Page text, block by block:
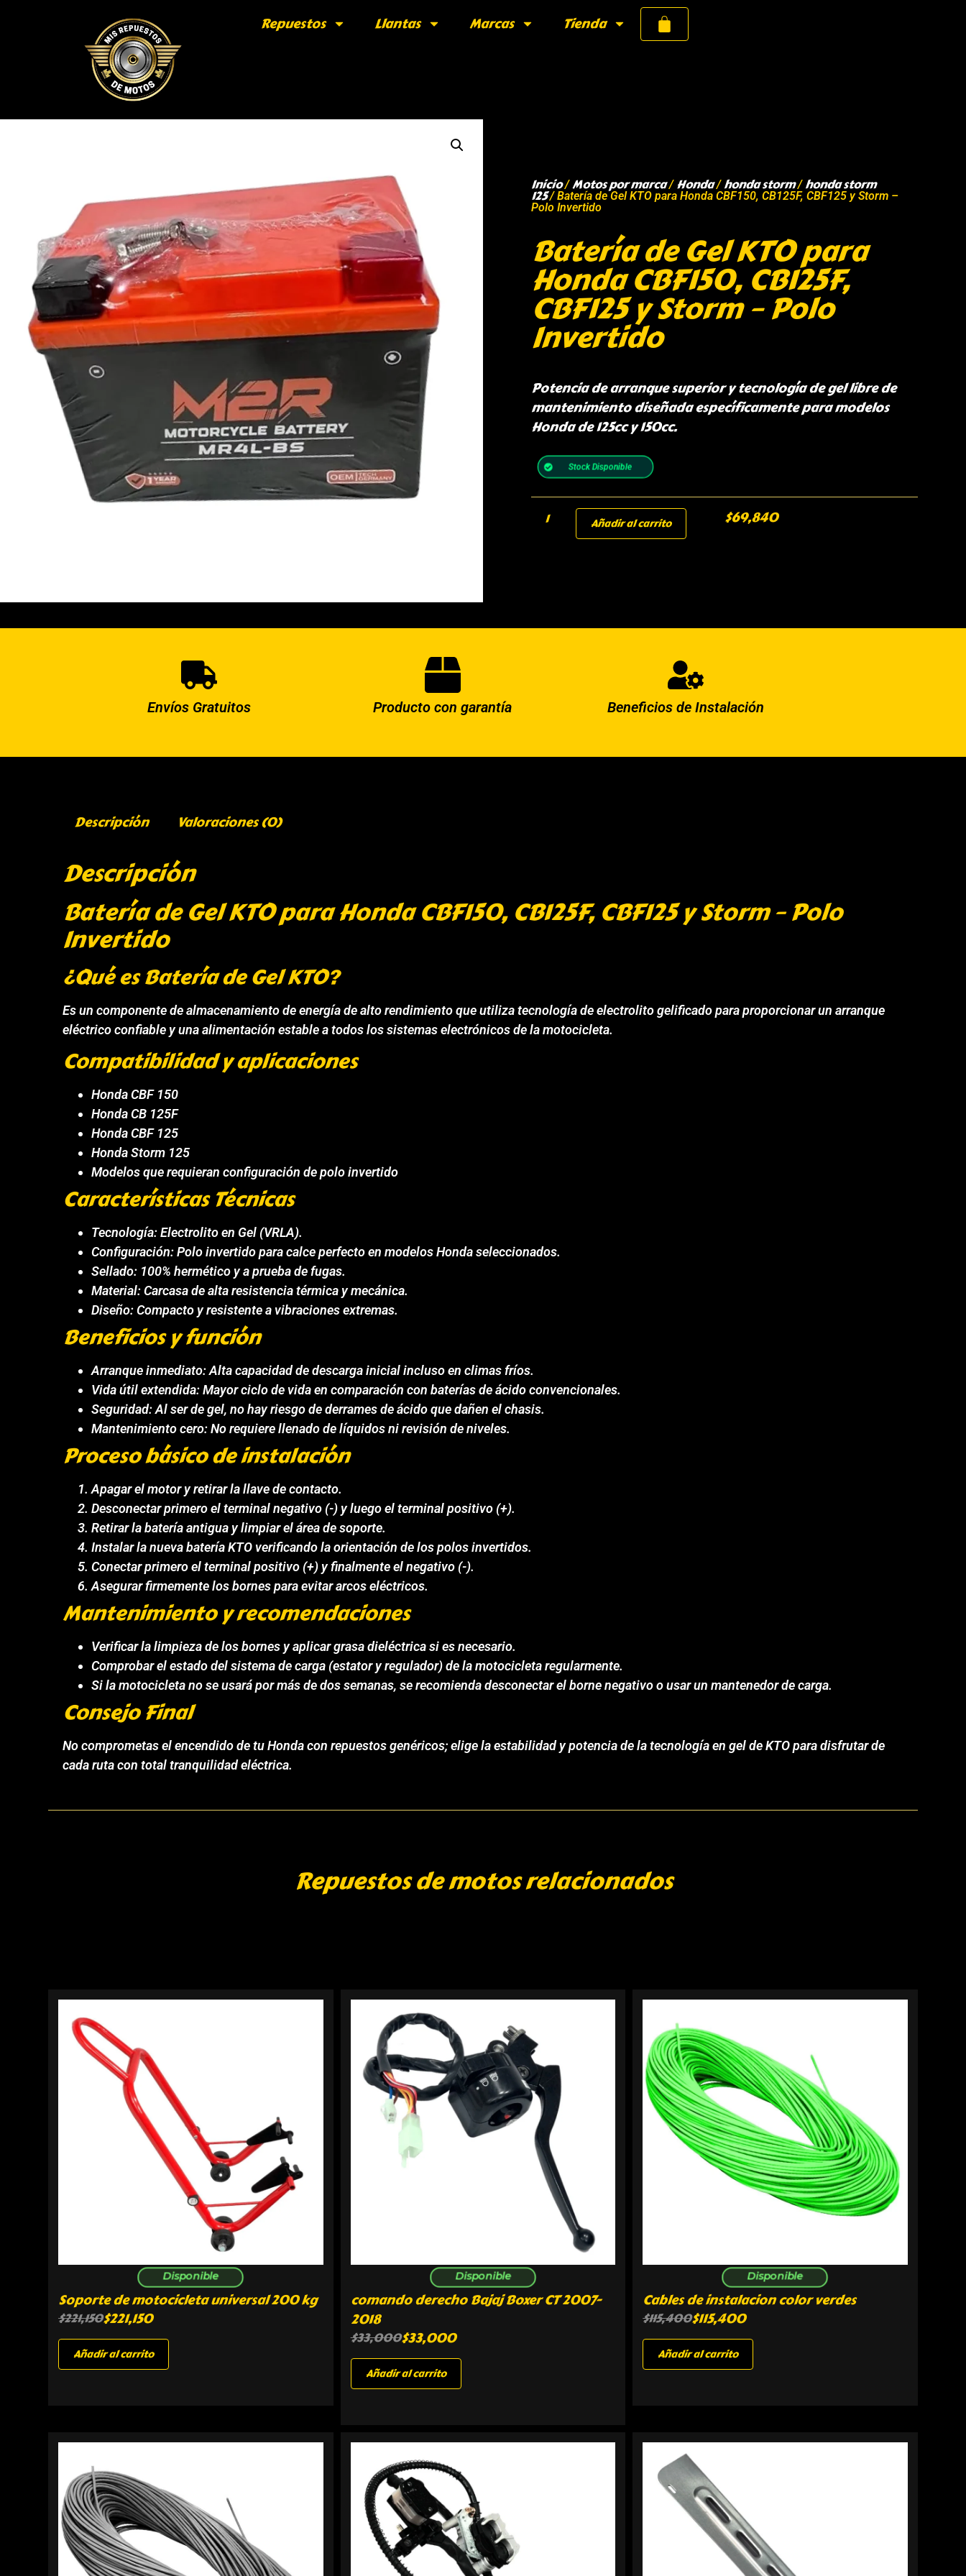
Repuestos Llantas Marcas Tienda
Inicio/Motos por marca/ Honda/ honda storm/ honda storm
125/ Batería de Gel KTO para Honda CBF150, CB125F, CBF125 y Storm –
Polo Invertido
Batería de Gel KTO para
Honda CBF150, CB125F,
CBF125 y Storm – Polo
Invertido
Potencia de arranque superior y tecnología de gel libre de
mantenimiento diseñada específicamente para modelos
Honda de 125cc y 150cc.
Stock Disponible
$69,840
Añadir al carrito
Envíos Gratuitos Producto con garantía Beneficios de Instalación
Descripción Valoraciones (0)
Descripción
Batería de Gel KTO para Honda CBF150, CB125F, CBF125 y Storm – Polo
Invertido
¿Qué es Batería de Gel KTO?
Es un componente de almacenamiento de energía de alto rendimiento que utiliza tecnología de electrolito gelificado para proporcionar un arranque
eléctrico confiable y una alimentación estable a todos los sistemas electrónicos de la motocicleta.
Compatibilidad y aplicaciones
Honda CBF 150
Honda CB 125F
Honda CBF 125
Honda Storm 125
Modelos que requieran configuración de polo invertido
Características Técnicas
Tecnología: Electrolito en Gel (VRLA).
Configuración: Polo invertido para calce perfecto en modelos Honda seleccionados.
Sellado: 100% hermético y a prueba de fugas.
Material: Carcasa de alta resistencia térmica y mecánica.
Diseño: Compacto y resistente a vibraciones extremas.
Beneficios y función
Arranque inmediato: Alta capacidad de descarga inicial incluso en climas fríos.
Vida útil extendida: Mayor ciclo de vida en comparación con baterías de ácido convencionales.
Seguridad: Al ser de gel, no hay riesgo de derrames de ácido que dañen el chasis.
Mantenimiento cero: No requiere llenado de líquidos ni revisión de niveles.
Proceso básico de instalación
Apagar el motor y retirar la llave de contacto.
Desconectar primero el terminal negativo (-) y luego el terminal positivo (+).
Retirar la batería antigua y limpiar el área de soporte.
Instalar la nueva batería KTO verificando la orientación de los polos invertidos.
Conectar primero el terminal positivo (+) y finalmente el negativo (-).
Asegurar firmemente los bornes para evitar arcos eléctricos.
Mantenimiento y recomendaciones
Verificar la limpieza de los bornes y aplicar grasa dieléctrica si es necesario.
Comprobar el estado del sistema de carga (estator y regulador) de la motocicleta regularmente.
Si la motocicleta no se usará por más de dos semanas, se recomienda desconectar el borne negativo o usar un mantenedor de carga.
Consejo Final
No comprometas el encendido de tu Honda con repuestos genéricos; elige la estabilidad y potencia de la tecnología en gel de KTO para disfrutar de
cada ruta con total tranquilidad eléctrica.
Repuestos de motos relacionados
Disponible
Soporte de motocicleta universal 200 kg
$221,150$221,150
Añadir al carrito
Disponible
comando derecho Bajaj Boxer CT 2007-
2018
$33,000$33,000
Añadir al carrito
Disponible
Cables de instalacion color verdes
$115,400$115,400
Añadir al carrito